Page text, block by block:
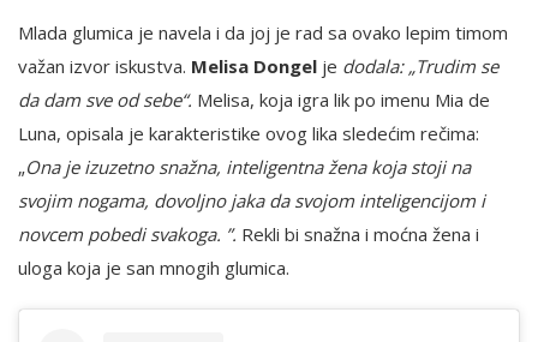
Mlada glumica je navela i da joj je rad sa ovako lepim timom
važan izvor iskustva. Melisa Dongel je dodala: „Trudim se
da dam sve od sebe“. Melisa, koja igra lik po imenu Mia de
Luna, opisala je karakteristike ovog lika sledećim rečima:
„Ona je izuzetno snažna, inteligentna žena koja stoji na
svojim nogama, dovoljno jaka da svojom inteligencijom i
novcem pobedi svakoga. ”. Rekli bi snažna i moćna žena i
uloga koja je san mnogih glumica.